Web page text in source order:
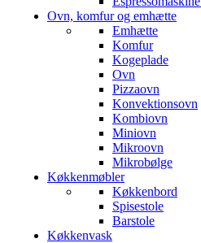
Ovn, komfur og emhætte
Emhætte
Komfur
Kogeplade
Ovn
Pizzaovn
Konvektionsovn
Kombiovn
Miniovn
Mikroovn
Mikrobølge
Køkkenmøbler
Køkkenbord
Spisestole
Barstole
Køkkenvask